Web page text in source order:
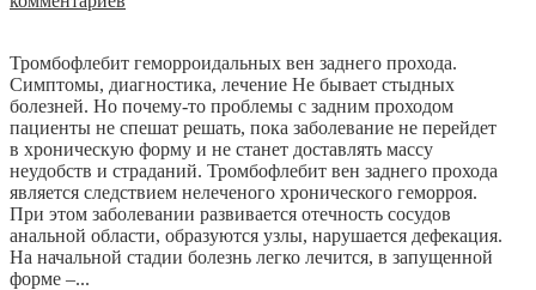
Тромбофлебит геморроидальных вен заднего прохода.
Симптомы, диагностика, лечение Не бывает стыдных
болезней. Но почему-то проблемы с задним проходом
пациенты не спешат решать, пока заболевание не перейдет
в хроническую форму и не станет доставлять массу
неудобств и страданий. Тромбофлебит вен заднего прохода
является следствием нелеченого хронического геморроя.
При этом заболевании развивается отечность сосудов
анальной области, образуются узлы, нарушается дефекация.
На начальной стадии болезнь легко лечится, в запущенной
форме –...